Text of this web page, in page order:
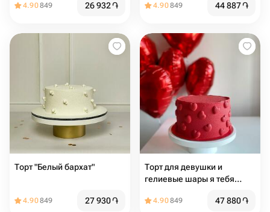
4.90849 26 932֏ 4.90849 44 887֏
Торт "Белый бархат"
4.90849 27 930֏
Торт для девушки и
гелиевые шары я тебя
4.90849 47 880֏